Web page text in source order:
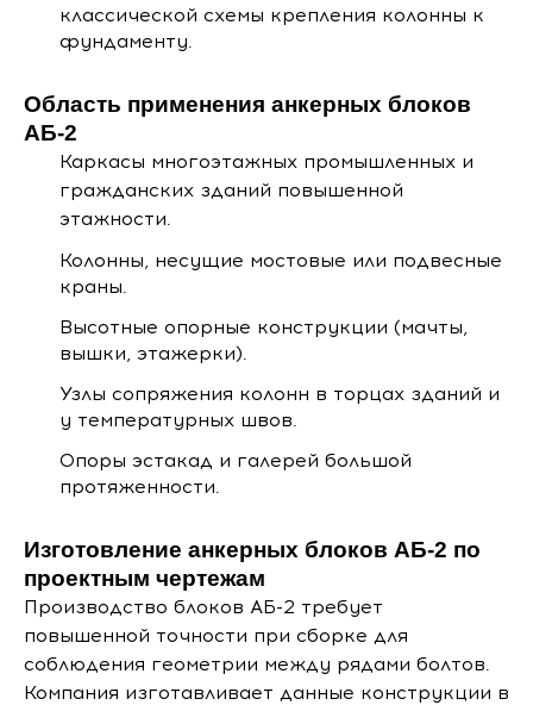
классической схемы крепления колонны к
фундаменту.
Область применения анкерных блоков
АБ-2
Каркасы многоэтажных промышленных и
гражданских зданий повышенной
этажности.
Колонны, несущие мостовые или подвесные
краны.
Высотные опорные конструкции (мачты,
вышки, этажерки).
Узлы сопряжения колонн в торцах зданий и
у температурных швов.
Опоры эстакад и галерей большой
протяженности.
Изготовление анкерных блоков АБ-2 по
проектным чертежам
Производство блоков АБ-2 требует
повышенной точности при сборке для
соблюдения геометрии между рядами болтов.
Компания изготавливает данные конструкции в